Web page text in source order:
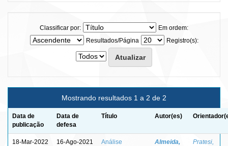
Classificar por:
Em ordem:
Resultados/Página
Registro(s):
Mostrando resultados 1 a 2 de 2
Data de
publicação
Data de
defesa
Título Autor(es)
18-Mar-2022 16-Ago-2021
Análise
Almeida,
Pratesi,